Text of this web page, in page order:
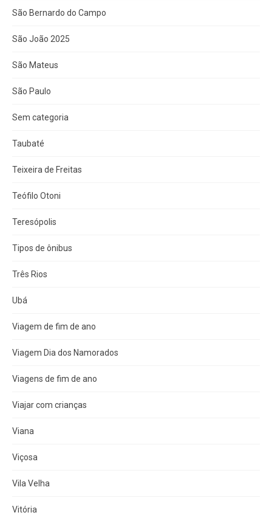
São Bernardo do Campo
São João 2025
São Mateus
São Paulo
Sem categoria
Taubaté
Teixeira de Freitas
Teófilo Otoni
Teresópolis
Tipos de ônibus
Três Rios
Ubá
Viagem de fim de ano
Viagem Dia dos Namorados
Viagens de fim de ano
Viajar com crianças
Viana
Viçosa
Vila Velha
Vitória